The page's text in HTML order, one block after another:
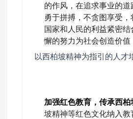
的作风，在追求事业的道
勇于拼搏，不贪图享受
国家和人民的利益紧密
懈的努力为社会创造价值
以西柏坡精神为指引的人才
加强红色教育，传承西柏
坡精神等红色文化纳入